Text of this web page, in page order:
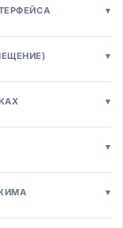
▾
▾
▾
▾
▾